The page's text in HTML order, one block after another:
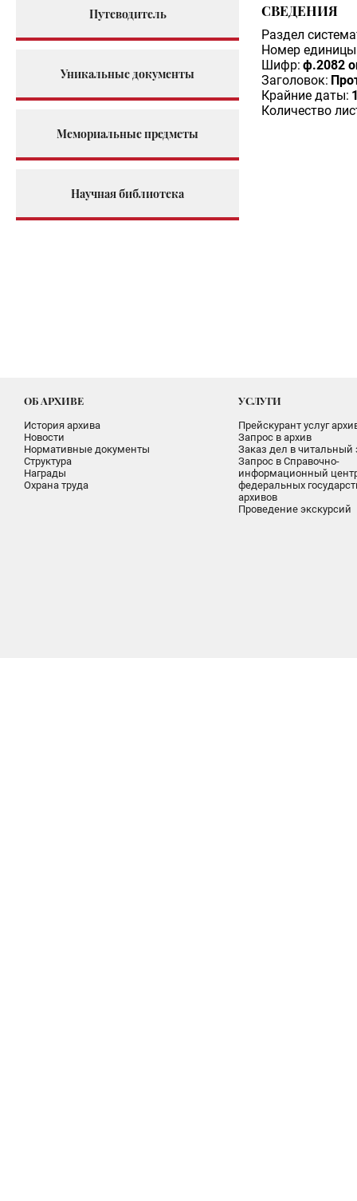
Путеводитель
Уникальные документы
Мемориальные предметы
Научная библиотека
СВЕДЕНИЯ
Раздел
Номер единицы
Шифр: ф.2082
Заголовок:
Крайние даты:
Количество
ОБ АРХИВЕ
История архива
Новости
Нормативные документы
Структура
Награды
Охрана труда
УСЛУГИ
Прейскурант услуг
Запрос в архив
Заказ дел в читальный
Запрос в Справочно-
информационный
федеральных
архивов
Проведение экскурсий